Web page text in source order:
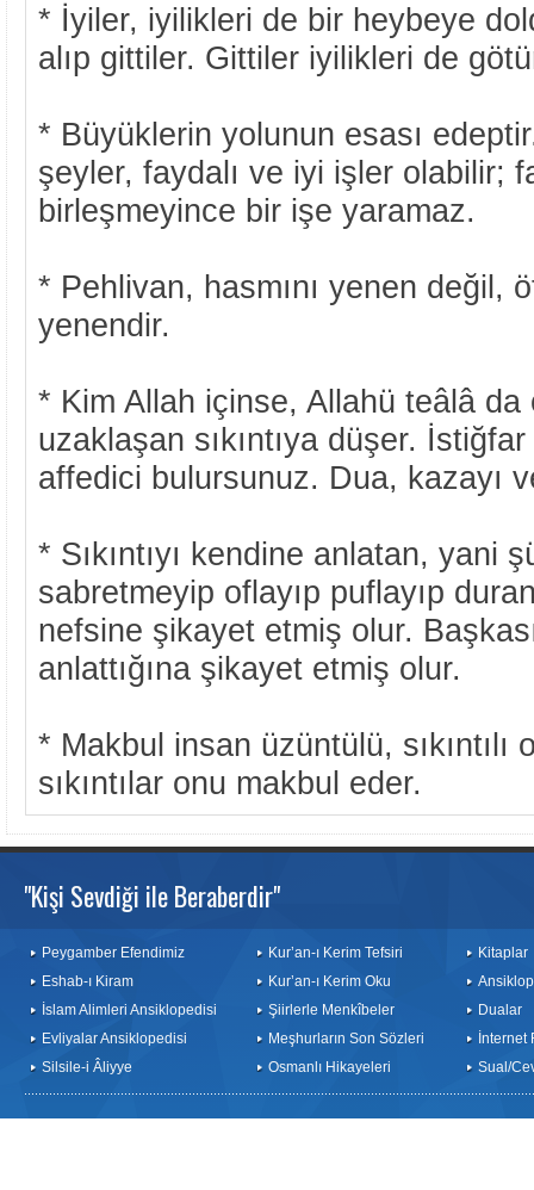
* İyiler, iyilikleri de bir heybeye
alıp gittiler. Gittiler iyilikleri de
* Büyüklerin yolunun esası
şeyler, faydalı ve iyi işler olabilir;
birleşmeyince bir işe yaramaz.
* Pehlivan, hasmını yenen değil,
yenendir.
* Kim Allah içinse, Allahü teâlâ
uzaklaşan sıkıntıya düşer.
affedici bulursunuz. Dua, kazayı
* Sıkıntıyı kendine anlatan, yani
sabretmeyip oflayıp puflayıp
nefsine şikayet etmiş olur.
anlattığına şikayet etmiş olur.
* Makbul insan üzüntülü, sıkıntılı
sıkıntılar onu makbul eder.
"Kişi Sevdiği ile Beraberdir"
Peygamber Efendimiz
Eshab-ı Kiram
İslam Alimleri Ansiklopedisi
Evliyalar Ansiklopedisi
Silsile-i Âliyye
Kur’an-ı Kerim Tefsiri
Kur’an-ı Kerim Oku
Şiirlerle Menkîbeler
Meşhurların Son Sözleri
Osmanlı Hikayeleri
Kitaplar
Dualar
İnternet
Sual/